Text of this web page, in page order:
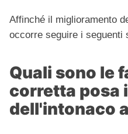
Affinché il miglioramento
occorre seguire i seguenti
Quali sono le
corretta posa
dell'intonaco